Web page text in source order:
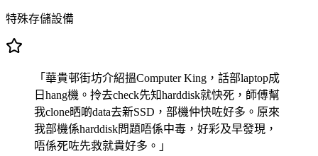
特殊存儲設備
「華貴邨街坊介紹搵Computer King，話部laptop成
日hang機。拎去check先知harddisk就快死，師傅幫
我clone晒啲data去新SSD，部機仲快咗好多。原來
我部機係harddisk問題唔係中毒，好彩及早發現，
唔係死咗先救就貴好多。」